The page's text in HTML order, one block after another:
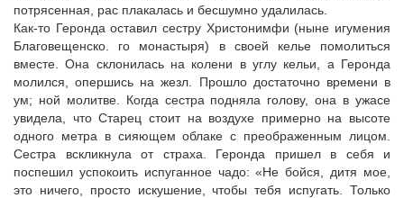
потрясенная, рас плакалась и бесшумно удалилась.
Как-то Геронда оставил сестру Христонимфи (ныне игумения
Благовещенско. го монастыря) в своей келье помолиться
вместе. Она склонилась на колени в углу кельи, а Геронда
молился, опершись на жезл. Прошло достаточно времени в
ум; ной молитве. Когда сестра подняла голову, она в ужасе
увидела, что Старец стоит на воздухе примерно на высоте
одного метра в сияющем облаке с преображенным лицом.
Сестра вскликнула от страха. Геронда пришел в себя и
поспешил успокоить испуганное чадо: «Не бойся, дитя мое,
это ничего, просто искушение, чтобы тебя испугать. Только